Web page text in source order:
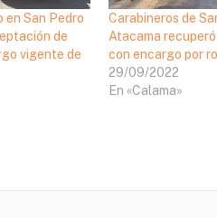
en San Pedro
de
vigente de
Carabineros de
Atacama
con encargo por
29/09/2022
En «Calama»